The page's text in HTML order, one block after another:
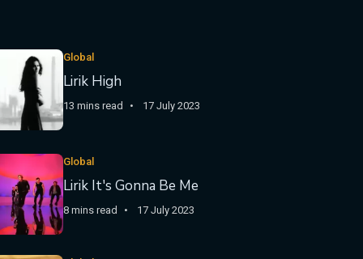
Global
Lirik High
13 mins read 17 July 2023
Global
Lirik It's Gonna Be Me
8 mins read 17 July 2023